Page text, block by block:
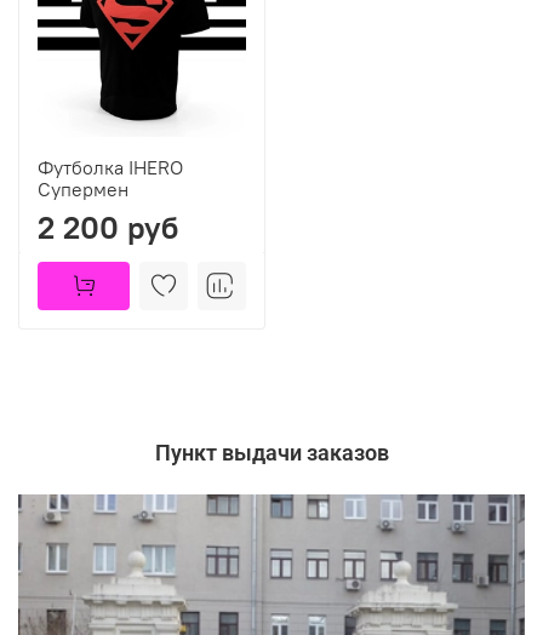
Футболка IHERO
Супермен
2 200 руб
Пункт выдачи заказов